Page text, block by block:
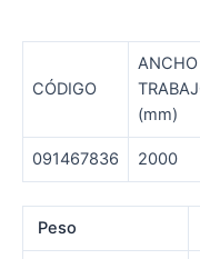
CÓDIGO
ANCHO
(mm)
091467836 2000
Peso